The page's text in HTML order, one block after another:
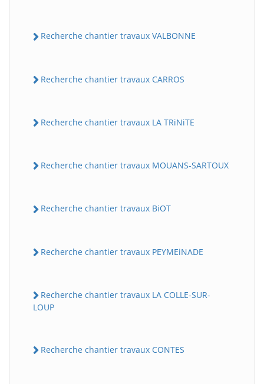
Recherche chantier travaux VALBONNE
Recherche chantier travaux CARROS
Recherche chantier travaux LA TRiNiTE
Recherche chantier travaux MOUANS-SARTOUX
Recherche chantier travaux BiOT
Recherche chantier travaux PEYMEiNADE
Recherche chantier travaux LA COLLE-SUR-
LOUP
Recherche chantier travaux CONTES